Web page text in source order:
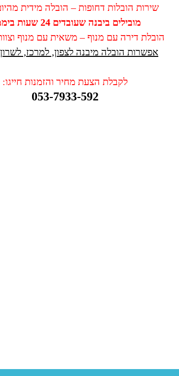
שירות הובלות דחופות – הובלה מידית
מובילים ביבנה שעובדים 24 שעות ביממה
הובלת דירה עם מנוף – משאית עם מנוף
אפשרות הובלה מיבנה לצפון, למרכז,
לקבלת הצעת מחיר והזמנות חייגו:
053-7933-592